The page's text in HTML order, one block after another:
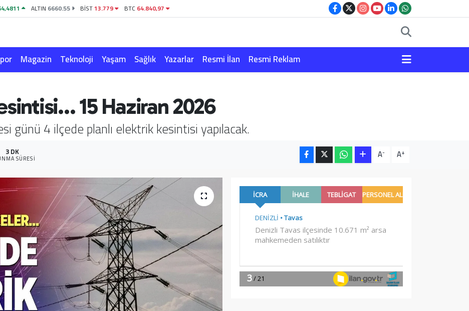
ALTIN 6660.55 BİST13.779 BTC64.840,97
Magazin Teknoloji Yaşam Sağlık Yazarlar Resmi İlan Resmi Reklam
15 Haziran 2026
günü 4 ilçede planlı elektrik kesintisi yapılacak.
3 DK
SÜRESI A- A+